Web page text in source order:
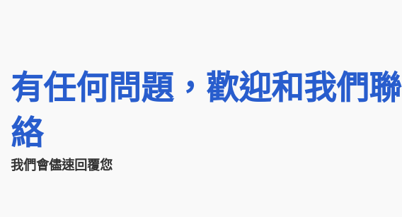
有任何問題，歡迎和我們聯
絡
我們會儘速回覆您